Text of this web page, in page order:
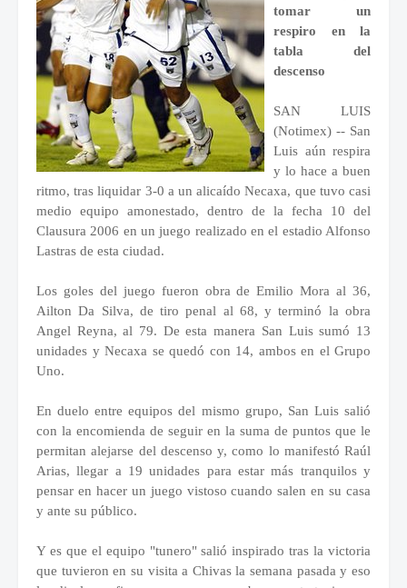
tomar un
respiro en la
tabla del
descenso
SAN LUIS
(Notimex) -- San
Luis aún respira
y lo hace a buen
ritmo, tras liquidar 3-0 a un alicaído Necaxa, que tuvo casi
medio equipo amonestado, dentro de la fecha 10 del
Clausura 2006 en un juego realizado en el estadio Alfonso
Lastras de esta ciudad.
Los goles del juego fueron obra de Emilio Mora al 36,
Ailton Da Silva, de tiro penal al 68, y terminó la obra
Angel Reyna, al 79. De esta manera San Luis sumó 13
unidades y Necaxa se quedó con 14, ambos en el Grupo
Uno.
En duelo entre equipos del mismo grupo, San Luis salió
con la encomienda de seguir en la suma de puntos que le
permitan alejarse del descenso y, como lo manifestó Raúl
Arias, llegar a 19 unidades para estar más tranquilos y
pensar en hacer un juego vistoso cuando salen en su casa
y ante su público.
Y es que el equipo "tunero" salió inspirado tras la victoria
que tuvieron en su visita a Chivas la semana pasada y eso